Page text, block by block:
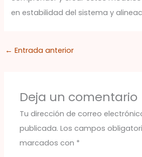
en estabilidad del sistema y
← Entrada anterior
Deja un comentario
Tu dirección de correo
publicada. Los campos
marcados con *